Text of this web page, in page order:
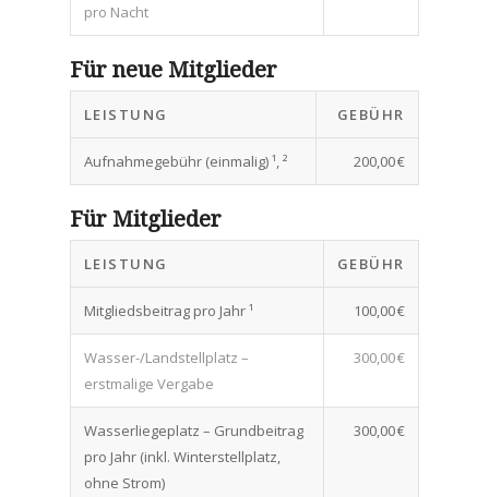
pro Nacht
Für neue Mitglieder
LEISTUNG GEBÜHR
Aufnahmegebühr (einmalig) ¹, ² 200,00 €
Für Mitglieder
LEISTUNG GEBÜHR
Mitgliedsbeitrag pro Jahr ¹ 100,00 €
Wasser-/Landstellplatz –
erstmalige Vergabe
300,00 €
Wasserliegeplatz – Grundbeitrag
pro Jahr (inkl. Winterstellplatz,
ohne Strom)
300,00 €